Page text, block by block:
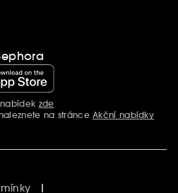
zde
na stránceAkční nabídky